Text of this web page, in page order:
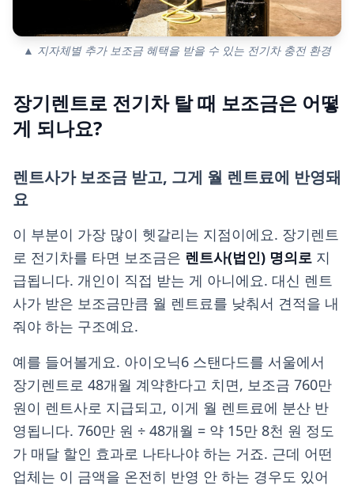
▲ 지자체별 추가 보조금 혜택을 받을 수 있는 전기차 충전 환경
장기렌트로 전기차 탈 때 보조금은 어떻
게 되나요?
렌트사가 보조금 받고, 그게 월 렌트료에 반영돼
요
이 부분이 가장 많이 헷갈리는 지점이에요. 장기렌트
로 전기차를 타면 보조금은 렌트사(법인) 명의로 지
급됩니다. 개인이 직접 받는 게 아니에요. 대신 렌트
사가 받은 보조금만큼 월 렌트료를 낮춰서 견적을 내
줘야 하는 구조예요.
예를 들어볼게요. 아이오닉6 스탠다드를 서울에서
장기렌트로 48개월 계약한다고 치면, 보조금 760만
원이 렌트사로 지급되고, 이게 월 렌트료에 분산 반
영됩니다. 760만 원 ÷ 48개월 = 약 15만 8천 원 정도
가 매달 할인 효과로 나타나야 하는 거죠. 근데 어떤
업체는 이 금액을 온전히 반영 안 하는 경우도 있어